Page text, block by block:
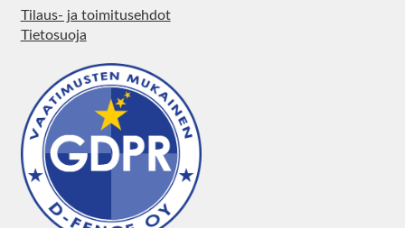
Tilaus- ja toimitusehdot
Tietosuoja